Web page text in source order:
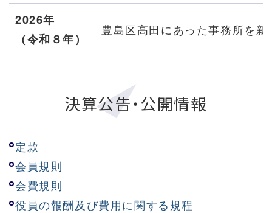
2026年
（令和８年）
豊島区高田にあった事務所を
決算公告・公開情報
定款
会員規則
会費規則
役員の報酬及び費用に関する規程